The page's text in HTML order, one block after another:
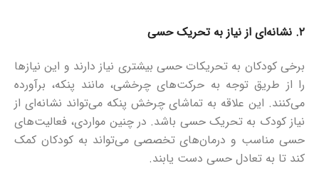
۲. نشانه‌ای از نیاز به تحریک حسی
برخی کودکان به تحریکات حسی بیشتری نیاز دارند و این نیازها
را از طریق توجه به حرکت‌های چرخشی، مانند پنکه، برآورده
می‌کنند. این علاقه به تماشای چرخش پنکه می‌تواند نشانه‌ای از
نیاز کودک به تحریک حسی باشد. در چنین مواردی، فعالیت‌های
حسی مناسب و درمان‌های تخصصی می‌تواند به کودکان کمک
کند تا به تعادل حسی دست یابند.